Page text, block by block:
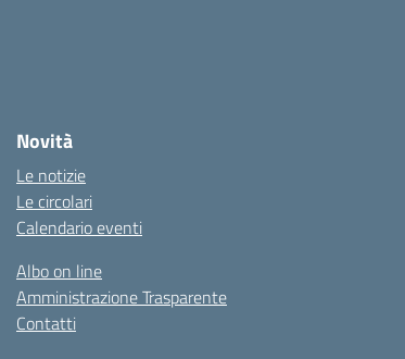
Novità
Le notizie
Le circolari
Calendario eventi
Albo on line
Amministrazione Trasparente
Contatti